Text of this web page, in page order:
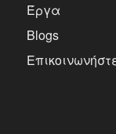
Έργα
Blogs